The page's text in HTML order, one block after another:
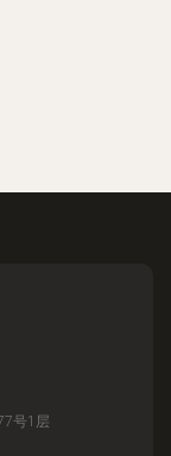
号1层